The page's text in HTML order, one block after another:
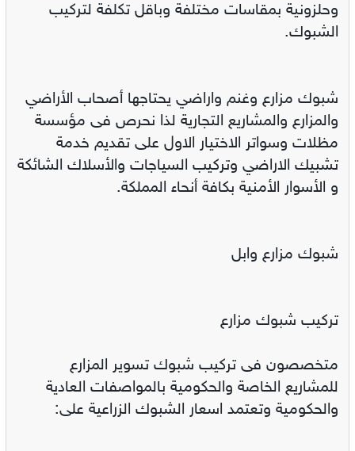
وحلزونية بمقاسات مختلفة وباقل تكلفة لتركيب
الشبوك.
شبوك مزارع وغنم واراضي يحتاجها أصحاب الأراضي
والمزارع والمشاريع التجارية لذا نحرص فى مؤسسة
مظلات وسواتر الاختيار الاول على تقديم خدمة
تشبيك الاراضي وتركيب السياجات والأسلاك الشائكة
و الأسوار الأمنية بكافة أنحاء المملكة.
شبوك مزارع وابل
تركيب شبوك مزارع
متخصصون فى تركيب شبوك تسوير المزارع
للمشاريع الخاصة والحكومية بالمواصفات العادية
والحكومية وتعتمد اسعار الشبوك الزراعية على: